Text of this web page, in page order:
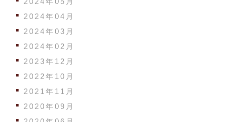
2024年04月
2024年03月
2024年02月
2023年12月
2022年10月
2021年11月
2020年09月